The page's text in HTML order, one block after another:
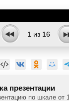
1 из 16
презентации
по шкале от